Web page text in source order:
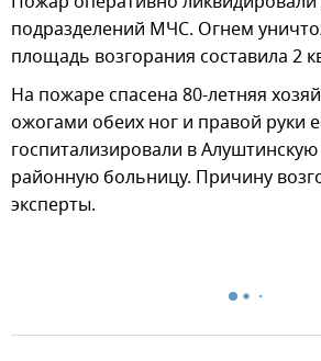
подразделений МЧС. Огнем
площадь возгорания составила 2
На пожаре спасена 80-летняя
ожогами обеих ног и правой руки
госпитализировали в
районную больницу. Причину
эксперты.